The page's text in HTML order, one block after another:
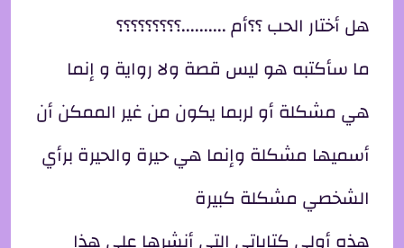
هل أختار الحب ؟؟أم ..........؟؟؟؟؟؟؟؟؟
ما سأكتبه هو ليس قصة ولا رواية و إنما
هي مشكلة أو لربما يكون من غير الممكن أن
أسميها مشكلة وإنما هي حيرة والحيرة برأي
الشخصي مشكلة كبيرة
هذه أولى كتاباتي التي أنشرها على هذا